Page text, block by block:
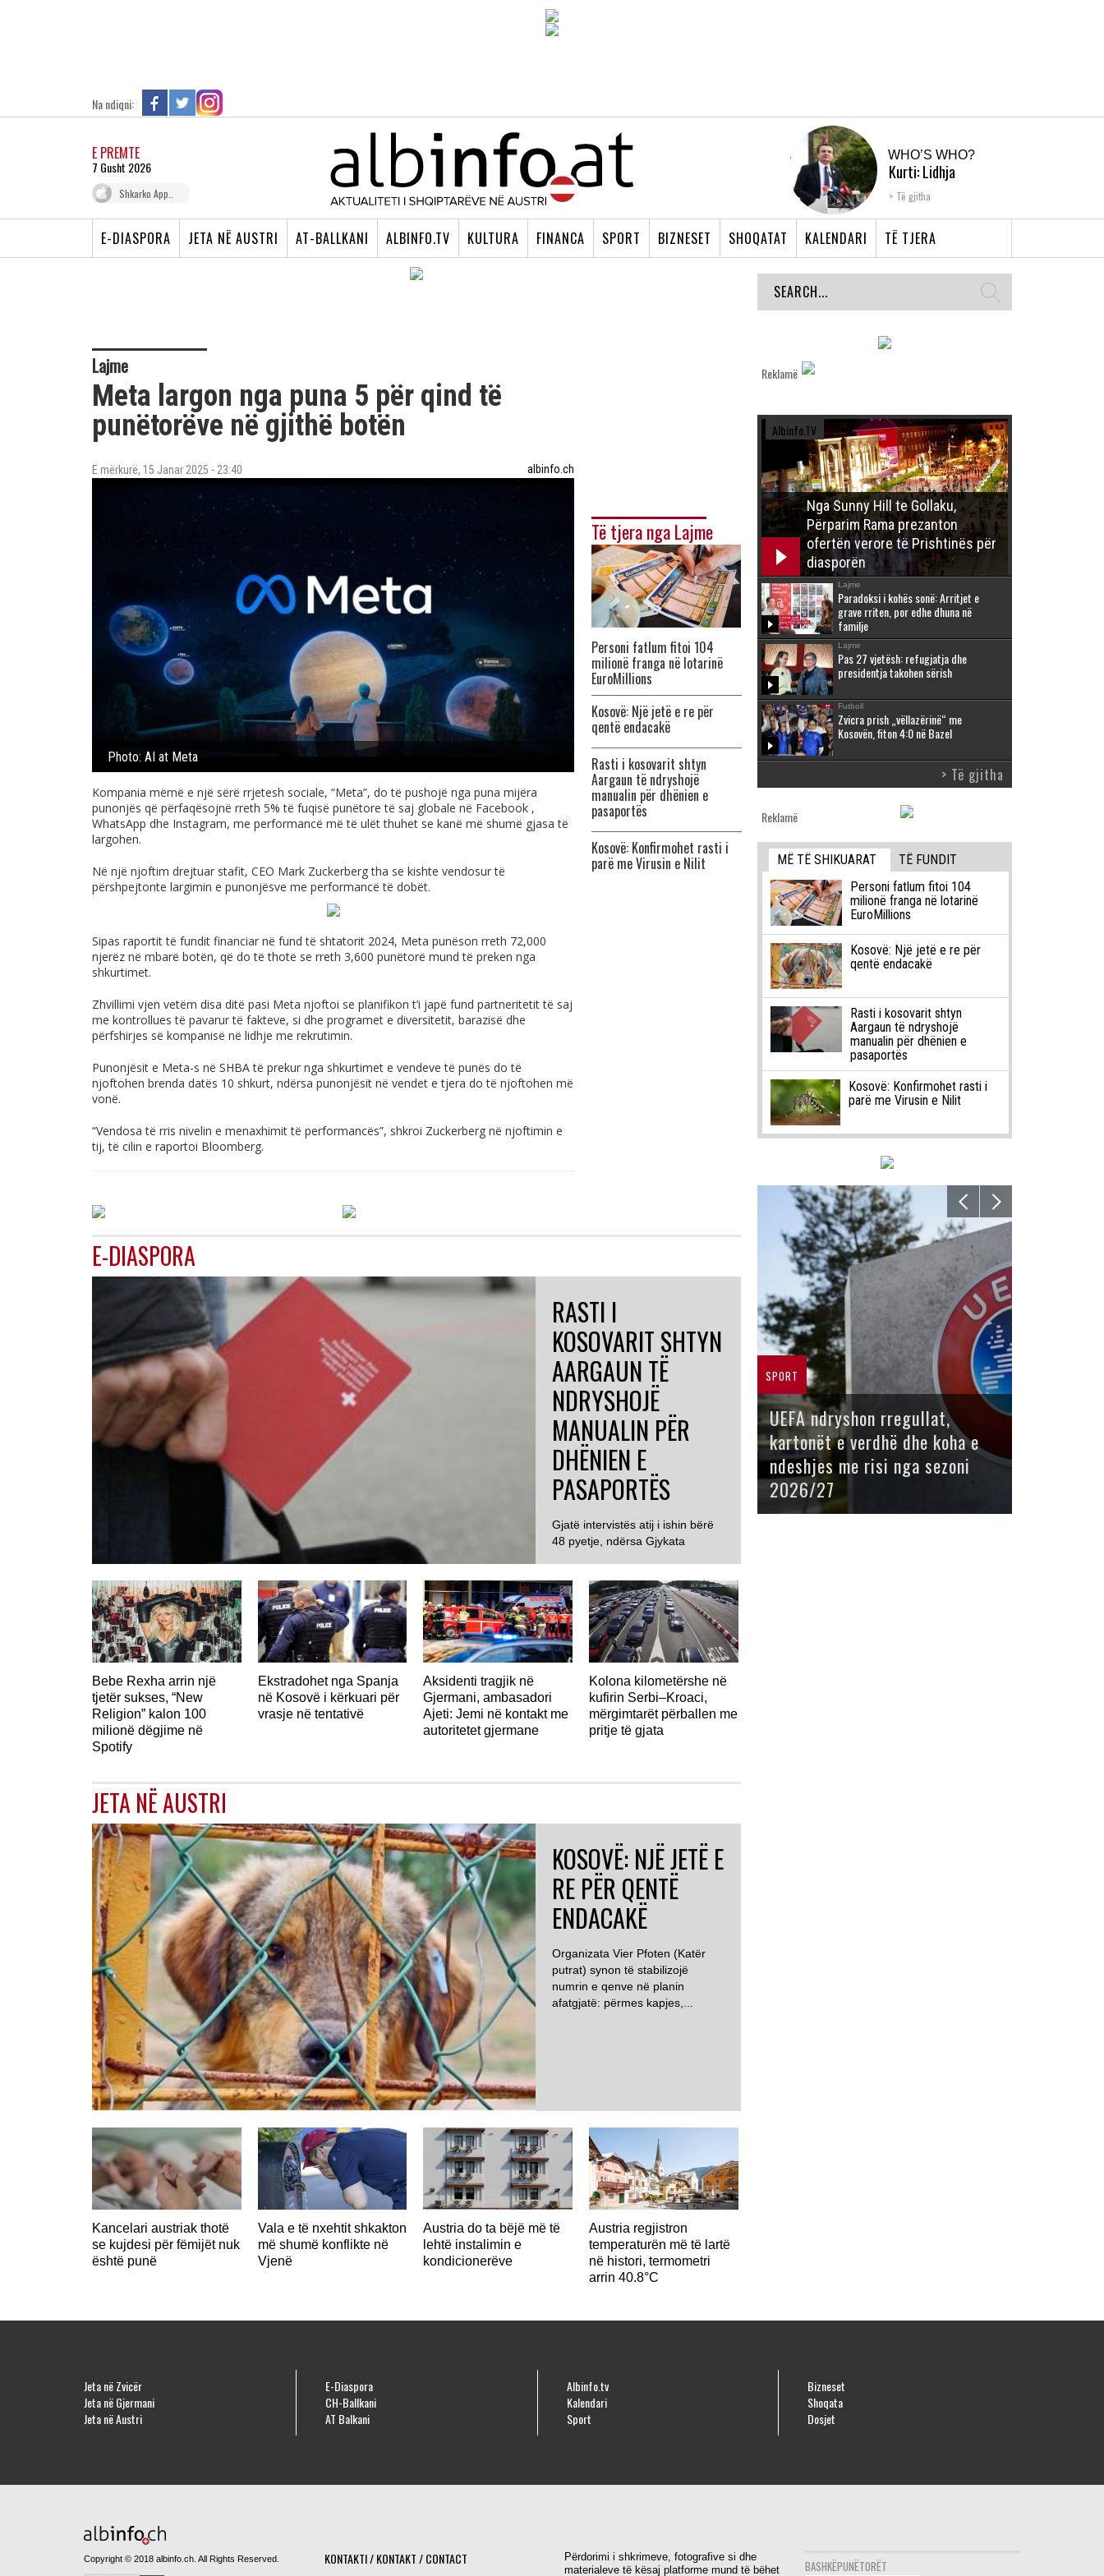
Na ndiqni:
E PREMTE
7 Gusht 2026
Shkarko App..
WHO’S WHO?
Kurti: Lidhja
Shqiptare e Prizrenit,
Të gjitha
E-DIASPORA JETA NË AUSTRI AT-BALLKANI ALBINFO.TV KULTURA FINANCA SPORT BIZNESET SHOQATAT KALENDARI TË TJERA
Lajme
Meta largon nga puna 5 për qind të
punëtorëve në gjithë botën
E mërkurë, 15 Janar 2025 - 23:40 albinfo.ch
Photo: AI at Meta
Kompania mëmë e një sërë rrjetesh sociale, “Meta”, do të pushojë nga puna mijëra
punonjës që përfaqësojnë rreth 5% të fuqisë punëtore të saj globale në Facebook ,
WhatsApp dhe Instagram, me performancë më të ulët thuhet se kanë më shumë gjasa të
largohen.
Në një njoftim drejtuar stafit, CEO Mark Zuckerberg tha se kishte vendosur të
përshpejtonte largimin e punonjësve me performancë të dobët.
Sipas raportit të fundit financiar në fund të shtatorit 2024, Meta punëson rreth 72,000
njerëz në mbarë botën, që do të thotë se rreth 3,600 punëtorë mund të preken nga
shkurtimet.
Zhvillimi vjen vetëm disa ditë pasi Meta njoftoi se planifikon t’i japë fund partneritetit të saj
me kontrollues të pavarur të fakteve, si dhe programet e diversitetit, barazisë dhe
përfshirjes së kompanisë në lidhje me rekrutimin.
Punonjësit e Meta-s në SHBA të prekur nga shkurtimet e vendeve të punës do të
njoftohen brenda datës 10 shkurt, ndërsa punonjësit në vendet e tjera do të njoftohen më
vonë.
“Vendosa të rris nivelin e menaxhimit të performancës”, shkroi Zuckerberg në njoftimin e
tij, të cilin e raportoi Bloomberg.
Të tjera nga Lajme
Personi fatlum fitoi 104
milionë franga në lotarinë
EuroMillions
Kosovë: Një jetë e re për
qentë endacakë
Rasti i kosovarit shtyn
Aargaun të ndryshojë
manualin për dhënien e
pasaportës
Kosovë: Konfirmohet rasti i
parë me Virusin e Nilit
E-DIASPORA
RASTI I
KOSOVARIT SHTYN
AARGAUN TË
NDRYSHOJË
MANUALIN PËR
DHËNIEN E
PASAPORTËS
Gjatë intervistës atij i ishin bërë
48 pyetje, ndërsa Gjykata
Bebe Rexha arrin një
tjetër sukses, “New
Religion” kalon 100
milionë dëgjime në
Spotify
Ekstradohet nga Spanja
në Kosovë i kërkuari për
vrasje në tentativë
Aksidenti tragjik në
Gjermani, ambasadori
Ajeti: Jemi në kontakt me
autoritetet gjermane
Kolona kilometërshe në
kufirin Serbi–Kroaci,
mërgimtarët përballen me
pritje të gjata
JETA NË AUSTRI
KOSOVË: NJË JETË E
RE PËR QENTË
ENDACAKË
Organizata Vier Pfoten (Katër
putrat) synon të stabilizojë
numrin e qenve në planin
afatgjatë: përmes kapjes,...
Kancelari austriak thotë
se kujdesi për fëmijët nuk
është punë
Vala e të nxehtit shkakton
më shumë konflikte në
Vjenë
Austria do ta bëjë më të
lehtë instalimin e
kondicionerëve
Austria regjistron
temperaturën më të lartë
në histori, termometri
arrin 40.8°C
Reklamë
Albinfo.TV
Nga Sunny Hill te Gollaku,
Përparim Rama prezanton
ofertën verore të Prishtinës për
diasporën
Lajme
Paradoksi i kohës sonë: Arritjet e
grave rriten, por edhe dhuna në
familje
Lajme
Pas 27 vjetësh: refugjatja dhe
presidentja takohen sërish
Futboll
Zvicra prish „vëllazërinë“ me
Kosovën, fiton 4:0 në Bazel
> Të gjitha
Reklamë
MË TË SHIKUARAT
TË FUNDIT
Personi fatlum fitoi 104
milionë franga në lotarinë
EuroMillions
Kosovë: Një jetë e re për
qentë endacakë
Rasti i kosovarit shtyn
Aargaun të ndryshojë
manualin për dhënien e
pasaportës
Kosovë: Konfirmohet rasti i
parë me Virusin e Nilit
SPORT
UEFA ndryshon rregullat,
kartonët e verdhë dhe koha e
ndeshjes me risi nga sezoni
2026/27
Jeta në Zvicër
Jeta në Gjermani
Jeta në Austri
E-Diaspora
CH-Ballkani
AT Balkani
Albinfo.tv
Kalendari
Sport
Bizneset
Shoqata
Dosjet
Copyright © 2018 albinfo.ch. All Rights Reserved.
KONTAKTI / KONTAKT / CONTACT
Përdorimi i shkrimeve, fotografive si dhe
materialeve të kësaj platforme mund të bëhet
BASHKËPUNËTORËT